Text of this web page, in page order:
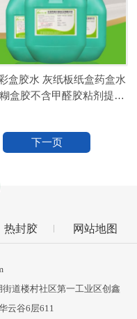
盒胶水 灰纸板纸盒药盒水
盒胶不含甲醛胶粘剂提升
下一页
热封胶 网站地图
道楼村社区第一工业区创鑫
云谷6层611